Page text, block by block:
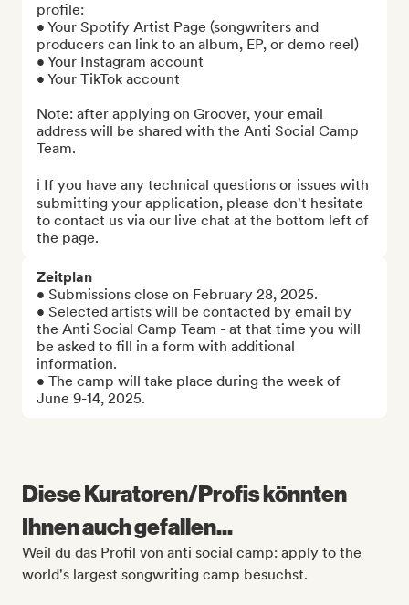
profile:
• Your Spotify Artist Page (songwriters and
producers can link to an album, EP, or demo reel)
• Your Instagram account
• Your TikTok account
Note: after applying on Groover, your email
address will be shared with the Anti Social Camp
Team.
ℹ️ If you have any technical questions or issues with
submitting your application, please don't hesitate
to contact us via our live chat at the bottom left of
the page.
Zeitplan
• Submissions close on February 28, 2025.
• Selected artists will be contacted by email by
the Anti Social Camp Team - at that time you will
be asked to fill in a form with additional
information.
• The camp will take place during the week of
June 9-14, 2025.
Diese Kuratoren/Profis könnten
Ihnen auch gefallen...
Weil du das Profil von anti social camp: apply to the
world's largest songwriting camp besuchst.